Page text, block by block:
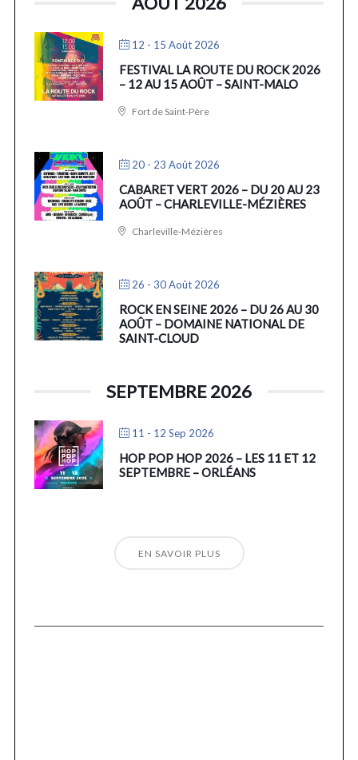
12 - 15 Août 2026
FESTIVAL LA ROUTE DU ROCK 2026
– 12 AU 15 AOÛT – SAINT-MALO
Fort de Saint-Père
20 - 23 Août 2026
CABARET VERT 2026 – DU 20 AU 23
AOÛT – CHARLEVILLE-MÉZIÈRES
Charleville-Mézières
26 - 30 Août 2026
ROCK EN SEINE 2026 – DU 26 AU 30
AOÛT – DOMAINE NATIONAL DE
SAINT-CLOUD
SEPTEMBRE 2026
11 - 12 Sep 2026
HOP POP HOP 2026 – LES 11 ET 12
SEPTEMBRE – ORLÉANS
EN SAVOIR PLUS